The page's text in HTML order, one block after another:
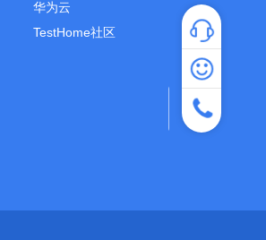
华为云
TestHome社区
专家咨询
热线咨询
服务时间：